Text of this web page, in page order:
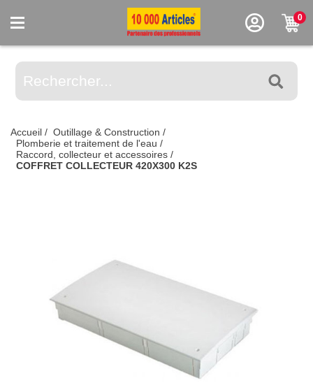
0
Accueil / Outillage & Construction /
Plomberie et traitement de l'eau /
Raccord, collecteur et accessoires /
COFFRET COLLECTEUR 420X300 K2S